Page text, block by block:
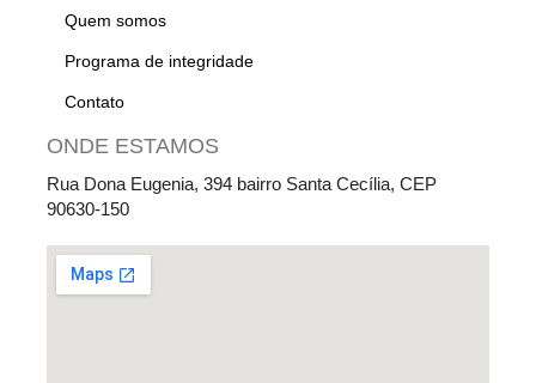
Quem somos
Programa de integridade
Contato
ONDE ESTAMOS
Rua Dona Eugenia, 394 bairro Santa Cecília, CEP
90630-150